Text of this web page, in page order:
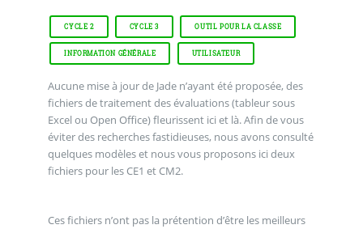
CYCLE 2 CYCLE 3 OUTIL POUR LA CLASSE
INFORMATION GÉNÉRALE UTILISATEUR
Aucune mise à jour de Jade n’ayant été proposée, des
fichiers de traitement des évaluations (tableur sous
Excel ou Open Office) fleurissent ici et là. Afin de vous
éviter des recherches fastidieuses, nous avons consulté
quelques modèles et nous vous proposons ici deux
fichiers pour les CE1 et CM2.
Ces fichiers n’ont pas la prétention d’être les meilleurs